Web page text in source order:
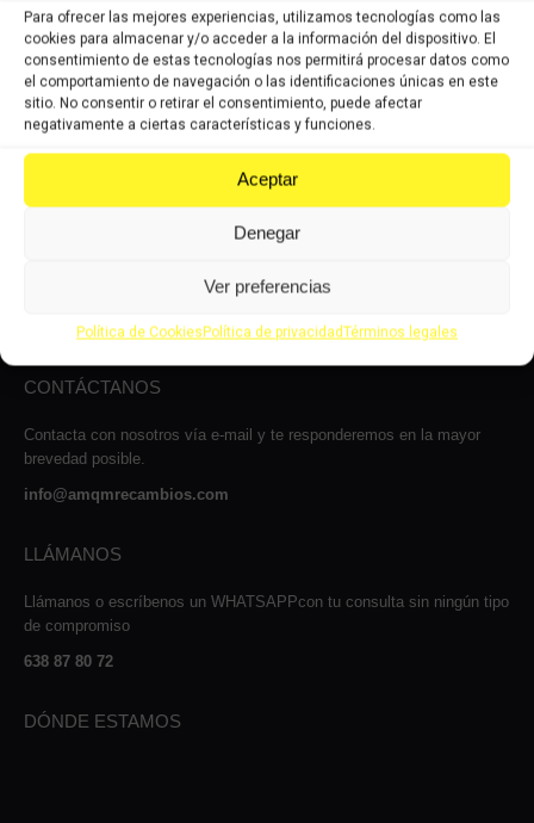
Para ofrecer las mejores experiencias, utilizamos tecnologías como las
cookies para almacenar y/o acceder a la información del dispositivo. El
consentimiento de estas tecnologías nos permitirá procesar datos como
el comportamiento de navegación o las identificaciones únicas en este
sitio. No consentir o retirar el consentimiento, puede afectar
negativamente a ciertas características y funciones.
Aceptar
Denegar
Ver preferencias
Política de CookiesPolítica de privacidadTérminos legales
a jueves, de 8 a 14:00h y de 15 a 17:00h, viernes de 8:00 a 14:00 y
La Garriga, Barcelona
CONTÁCTANOS
Contacta con nosotros vía e-mail y te responderemos en la mayor
brevedad posible.
info@amqmrecambios.com
LLÁMANOS
Llámanos o escríbenos un WHATSAPPcon tu consulta sin ningún tipo
de compromiso
638 87 80 72
DÓNDE ESTAMOS